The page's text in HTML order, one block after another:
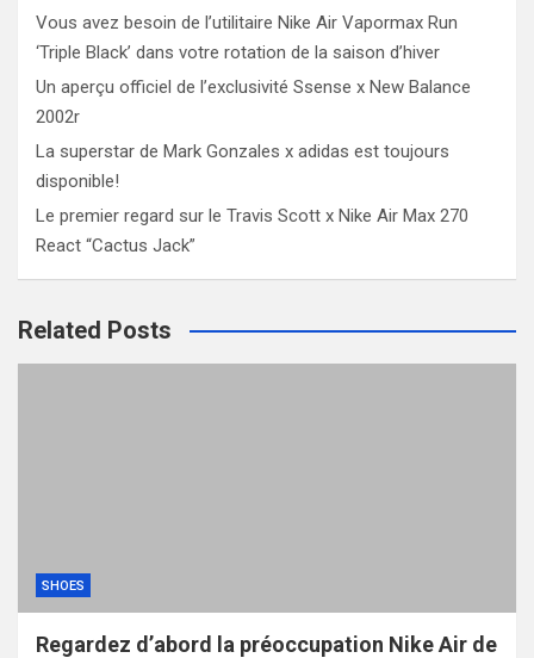
Vous avez besoin de l’utilitaire Nike Air Vapormax Run
‘Triple Black’ dans votre rotation de la saison d’hiver
Un aperçu officiel de l’exclusivité Ssense x New Balance
2002r
La superstar de Mark Gonzales x adidas est toujours
disponible!
Le premier regard sur le Travis Scott x Nike Air Max 270
React “Cactus Jack”
Related Posts
SHOES
Regardez d’abord la préoccupation Nike Air de